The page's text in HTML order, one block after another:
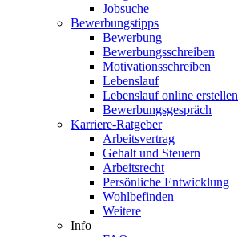
Jobsuche
Bewerbungstipps
Bewerbung
Bewerbungsschreiben
Motivationsschreiben
Lebenslauf
Lebenslauf online erstellen
Bewerbungsgespräch
Karriere-Ratgeber
Arbeitsvertrag
Gehalt und Steuern
Arbeitsrecht
Persönliche Entwicklung
Wohlbefinden
Weitere
Info